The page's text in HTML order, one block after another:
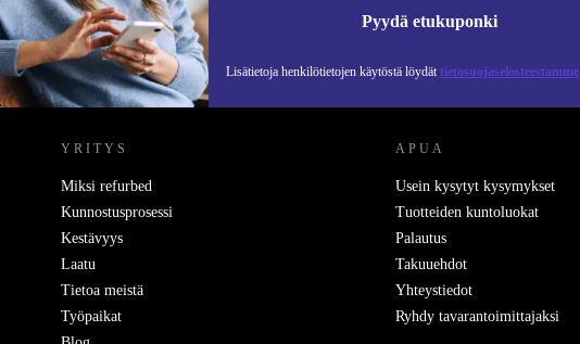
Pyydä etukuponki
Lisätietoja henkilötietojen käytöstä löydät tietosuojaselosteestamme
REFURBED SUOMI - RETHINK NEW.
YRITYS
Miksi refurbed
Kunnostusprosessi
Kestävyys
Laatu
Tietoa meistä
Työpaikat
APUA
Usein kysytyt kysymykset
Tuotteiden kuntoluokat
Palautus
Takuuehdot
Yhteystiedot
Ryhdy tavarantoimittajaksi